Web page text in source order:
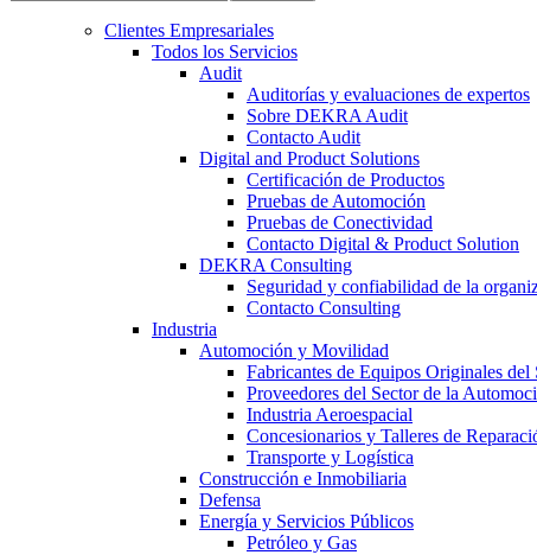
Clientes Empresariales
Todos los Servicios
Audit
Auditorías y evaluaciones de expertos
Sobre DEKRA Audit
Contacto Audit
Digital and Product Solutions
Certificación de Productos
Pruebas de Automoción
Pruebas de Conectividad
Contacto Digital & Product Solution
DEKRA Consulting
Seguridad y confiabilidad de la
Contacto Consulting
Industria
Automoción y Movilidad
Fabricantes de Equipos Originales
Proveedores del Sector de la
Industria Aeroespacial
Concesionarios y Talleres de
Transporte y Logística
Construcción e Inmobiliaria
Defensa
Energía y Servicios Públicos
Petróleo y Gas